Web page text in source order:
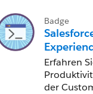
Badge
Erfahren
der